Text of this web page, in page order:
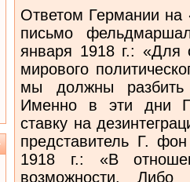
Ответом Германии на
письмо
января 1918 г.: «Для
мирового
мы должны
Именно в эти дни
ставку на
представитель Г.
1918 г.: «В
возможности. Либо